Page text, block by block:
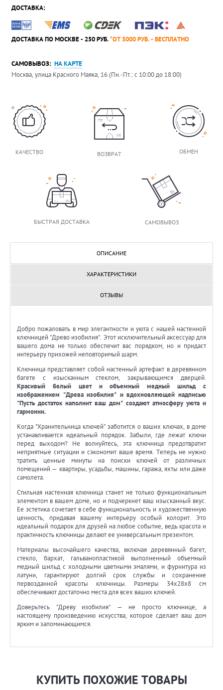
ДОСТАВКА:
ДОСТАВКА ПО МОСКВЕ - 250 РУБ.*ОТ 5000 РУБ. - БЕСПЛАТНО
САМОВЫВОЗ: НА КАРТЕ
Москва, улица Красного Маяка, 16 (Пн.-Пт.: с 10:00 до 18:00)
КАЧЕСТВО ВОЗВРАТ ОБМЕН
БЫСТРАЯ ДОСТАВКА САМОВЫВОЗ
ОПИСАНИЕ
ХАРАКТЕРИСТИКИ
ОТЗЫВЫ
Добро пожаловать в мир элегантности и уюта с нашей настенной
ключницей "Древо изобилия". Этот исключительный аксессуар для
вашего дома не только обеспечит вас порядком, но и придаст
интерьеру прихожей неповторимый шарм.
Ключница представляет собой настенный артефакт в деревянном
багете с изысканным стеклом, закрывающимся дверцей.
Красивый белый цвет и объемный медный шильд с
изображением "Древа изобилия" и вдохновляющей надписью
"Пусть достаток наполнит ваш дом" создают атмосферу уюта и
гармонии.
Когда "Хранительница ключей" заботится о ваших ключах, в доме
устанавливается идеальный порядок. Забыли, где лежат ключи
перед выходом? Не волнуйтесь, эта ключница предотвратит
неприятные ситуации и сэкономит ваше время. Теперь не нужно
тратить ценные минуты на поиски ключей от различных
помещений — квартиры, усадьбы, машины, гаража, яхты или даже
самолета.
Стильная настенная ключница станет не только функциональным
элементом в вашем доме, но и подчеркнет ваш изысканный вкус.
Ее эстетика сочетает в себе функциональность и художественную
ценность, придавая вашему интерьеру особый колорит. Это
идеальный подарок для друзей на любое событие, ведь красота и
практичность ключницы делают ее универсальным презентом.
Материалы высочайшего качества, включая деревянный багет,
стекло, бархат, гальванопластикой выполненный объемный
медный шильд с холодными цветными эмалями, и фурнитура из
латуни, гарантируют долгий срок службы и сохранение
первозданной красоты ключницы. Размеры 34x28x8 см
обеспечивают достаточно места для всех ваших ключей.
Доверьтесь "Древу изобилия" — не просто ключнице, а
настоящему произведению искусства, которое сделает ваш дом
ярким и запоминающимся.
КУПИТЬ ПОХОЖИЕ ТОВАРЫ